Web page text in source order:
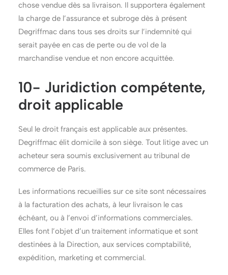
chose vendue dès sa livraison. Il supportera également
la charge de l’assurance et subroge dès à présent
Degriffmac dans tous ses droits sur l’indemnité qui
serait payée en cas de perte ou de vol de la
marchandise vendue et non encore acquittée.
10- Juridiction compétente,
droit applicable
Seul le droit français est applicable aux présentes.
Degriffmac élit domicile à son siège. Tout litige avec un
acheteur sera soumis exclusivement au tribunal de
commerce de Paris.
Les informations recueillies sur ce site sont nécessaires
à la facturation des achats, à leur livraison le cas
échéant, ou à l’envoi d’informations commerciales.
Elles font l’objet d’un traitement informatique et sont
destinées à la Direction, aux services comptabilité,
expédition, marketing et commercial.